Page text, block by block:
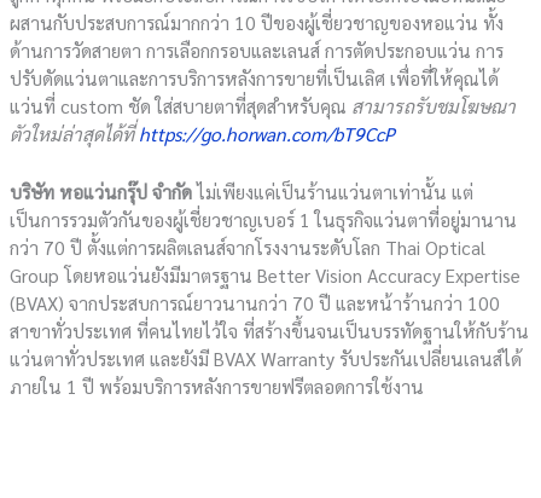
ผสานกับประสบการณ์มากกว่า 10 ปีของผู้เชี่ยวชาญของหอแว่น ทั้ง
ด้านการวัดสายตา การเลือกกรอบและเลนส์ การตัดประกอบแว่น การ
ปรับดัดแว่นตาและการบริการหลังการขายที่เป็นเลิศ เพื่อที่ให้คุณได้
แว่นที่ custom ชัด ใส่สบายตาที่สุดสำหรับคุณ สามารถรับชมโฆษณา
ตัวใหม่ล่าสุดได้ที่ https://go.horwan.com/bT9CcP
บริษัท หอแว่นกรุ๊ป จำกัดไม่เพียงแค่เป็นร้านแว่นตาเท่านั้น แต่
เป็นการรวมตัวกันของผู้เชี่ยวชาญเบอร์ 1 ในธุรกิจแว่นตาที่อยู่มานาน
กว่า 70 ปี ตั้งแต่การผลิตเลนส์จากโรงงานระดับโลก Thai Optical
Group โดยหอแว่นยังมีมาตรฐาน Better Vision Accuracy Expertise
(BVAX) จากประสบการณ์ยาวนานกว่า 70 ปี และหน้าร้านกว่า 100
สาขาทั่วประเทศ ที่คนไทยไว้ใจ ที่สร้างขึ้นจนเป็นบรรทัดฐานให้กับร้าน
แว่นตาทั่วประเทศ และยังมี BVAX Warranty รับประกันเปลี่ยนเลนส์ได้
ภายใน 1 ปี พร้อมบริการหลังการขายฟรีตลอดการใช้งาน